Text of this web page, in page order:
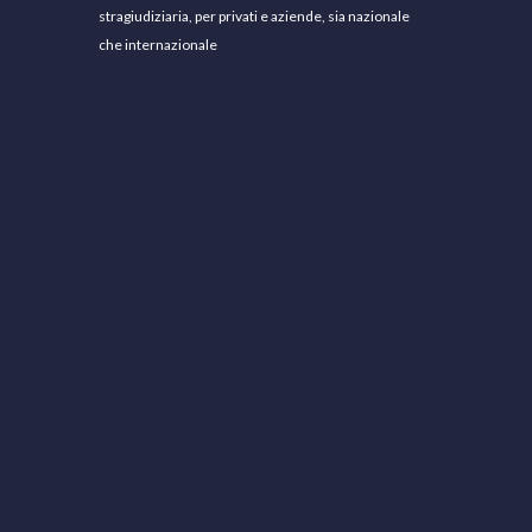
stragiudiziaria, per privati e aziende, sia nazionale
che internazionale